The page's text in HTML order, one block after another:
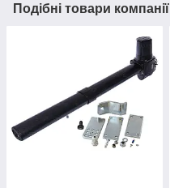
Подібні товари компанії